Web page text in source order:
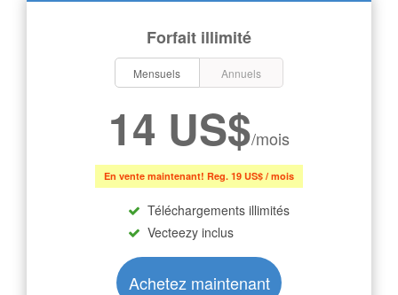
Forfait illimité
Mensuels Annuels
14 US$/mois
En vente maintenant! Reg. 19 US$ / mois
Téléchargements illimités
Vecteezy inclus
Achetez maintenant